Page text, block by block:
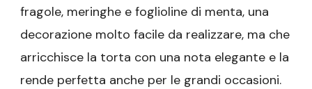
fragole, meringhe e foglioline di menta, una
decorazione molto facile da realizzare, ma che
arricchisce la torta con una nota elegante e la
rende perfetta anche per le grandi occasioni.